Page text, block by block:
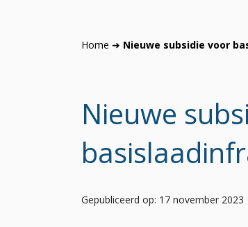
Home ➜ Nieuwe subsidie voor
Nieuwe
Gepubliceerd op: 17 november 2023